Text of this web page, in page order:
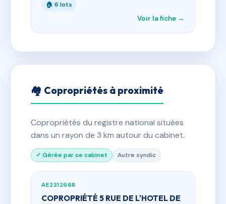
🏠 6 lots
Voir la fiche →
🏘 Copropriétés à proximité
Copropriétés du registre national situées
dans un rayon de 3 km autour du cabinet.
✓ Gérée par ce cabinet Autre syndic
AE2312668
COPROPRIÉTÉ 5 RUE DE L'HOTEL DE